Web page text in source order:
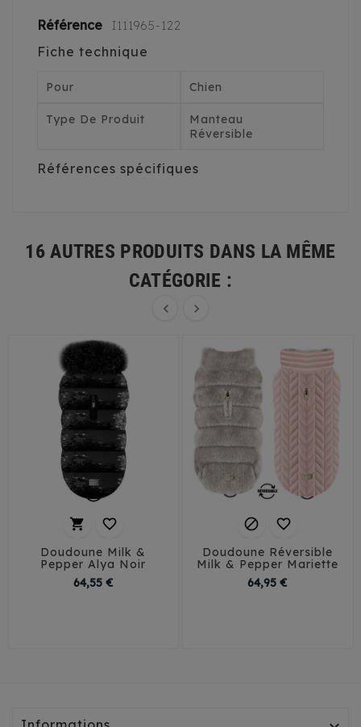
Référence I111965-122
Fiche technique
Pour Chien
Type De Produit
Manteau
Réversible
Références spécifiques
16 AUTRES PRODUITS DANS LA MÊME
CATÉGORIE :
 
 
Doudoune Milk &
Pepper Alya Noir
64,55 €Prix
 
Doudoune Réversible
Milk & Pepper Mariette
64,95 €